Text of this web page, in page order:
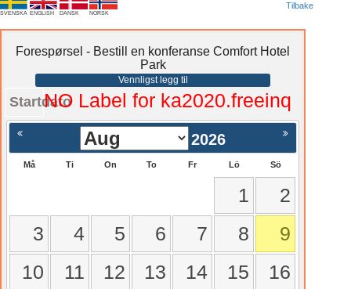
SVENSKA ENGLISH DANSK NORSK
Tilbake
Forespørsel - Bestill en konferanse Comfort Hotel
Park
Vennligst legg til
StartdatoNO Label for ka2020.freeinq
2026
Må Ti On To Fr Lö Sö
1
2
3
4 5 6 7 8
9
10
11 12 13 14 15
16